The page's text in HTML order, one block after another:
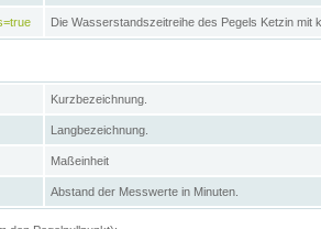
Die Wasserstandszeitreihe des Pegels Ketzin mit
Kurzbezeichnung.
Langbezeichnung.
Maßeinheit
Abstand der Messwerte in Minuten.